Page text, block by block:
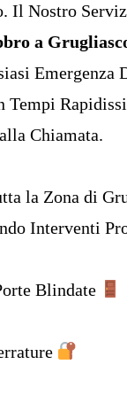
Il Nostro
a
Emergenza
Tempi
Chiamata.
la Zona di
Interventi
Blindate